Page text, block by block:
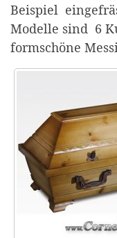
Beispiel
Modelle sind 6
formschöne